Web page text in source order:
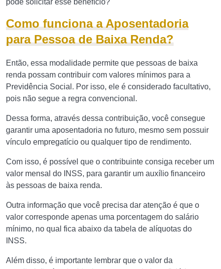
pode solicitar esse benefício?
Como funciona a Aposentadoria
para Pessoa de Baixa Renda?
Então, essa modalidade permite que pessoas de baixa
renda possam contribuir com valores mínimos para a
Previdência Social. Por isso, ele é considerado facultativo,
pois não segue a regra convencional.
Dessa forma, através dessa contribuição, você consegue
garantir uma aposentadoria no futuro, mesmo sem possuir
vínculo empregatício ou qualquer tipo de rendimento.
Com isso, é possível que o contribuinte consiga receber um
valor mensal do INSS, para garantir um auxílio financeiro
às pessoas de baixa renda.
Outra informação que você precisa dar atenção é que o
valor corresponde apenas uma porcentagem do salário
mínimo, no qual fica abaixo da tabela de alíquotas do
INSS.
Além disso, é importante lembrar que o valor da